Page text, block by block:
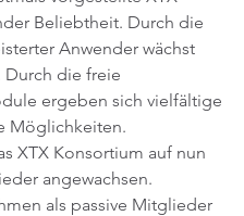
Beliebtheit. Durch die
Anwender wächst
Durch die freie
ergeben sich vielfältige
Möglichkeiten.
XTX Konsortium auf nun
angewachsen.
als passive Mitglieder